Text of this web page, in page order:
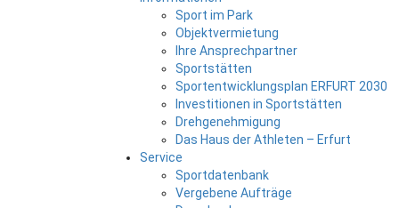
Sport im Park
Objektvermietung
Ihre Ansprechpartner
Sportstätten
Sportentwicklungsplan ERFURT 2030
Investitionen in Sportstätten
Drehgenehmigung
Das Haus der Athleten – Erfurt
Service
Sportdatenbank
Vergebene Aufträge